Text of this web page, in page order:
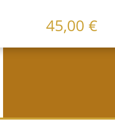
45,00 €